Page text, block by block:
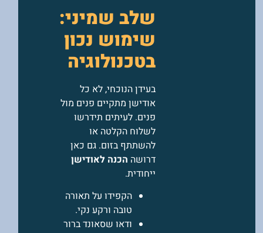
שלב שמיני:
שימוש נכון
בטכנולוגיה
בעידן הנוכחי, לא כל
אודישן מתקיים פנים מול
פנים. לעיתים תידרשו
לשלוח הקלטה או
להשתתף בזום. גם כאן
דרושה הכנה לאודישן
ייחודית.
הקפידו על תאורה
טובה ורקע נקי.
ודאו שסאונד ברור